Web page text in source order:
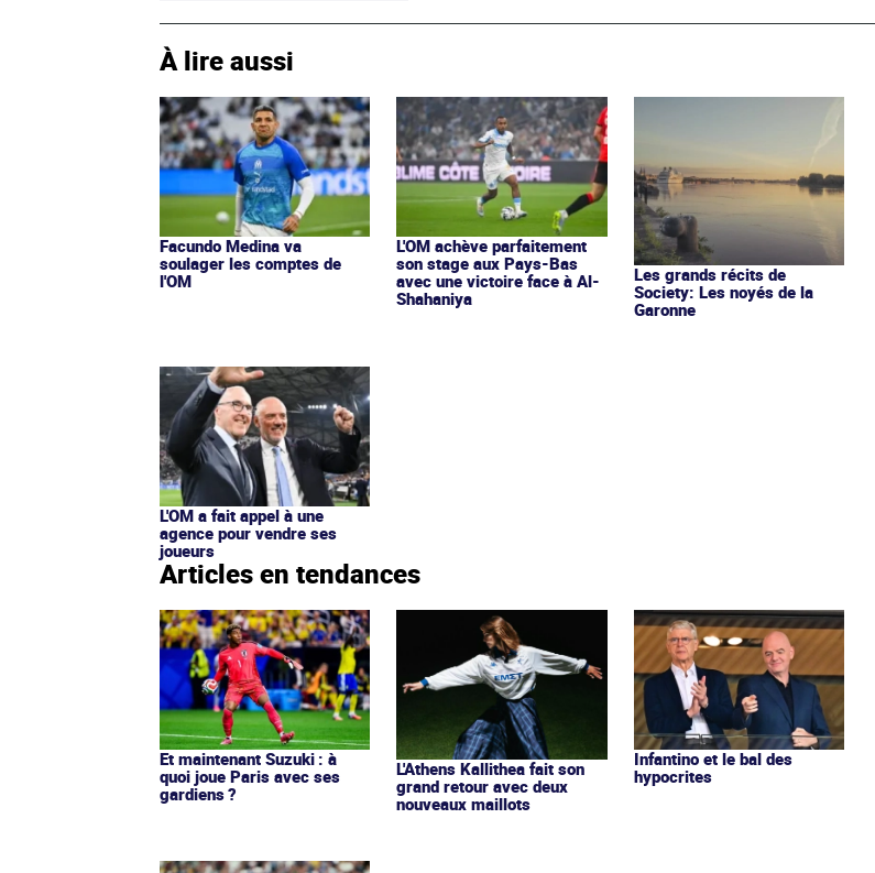
À lire aussi
Facundo Medina va
soulager les comptes de
l'OM
L'OM achève parfaitement
son stage aux Pays-Bas
avec une victoire face à Al-
Shahaniya
Les grands récits de
Society: Les noyés de la
Garonne
L'OM a fait appel à une
agence pour vendre ses
joueurs
Articles en tendances
Et maintenant Suzuki : à
quoi joue Paris avec ses
gardiens ?
L'Athens Kallithea fait son
grand retour avec deux
nouveaux maillots
Infantino et le bal des
hypocrites